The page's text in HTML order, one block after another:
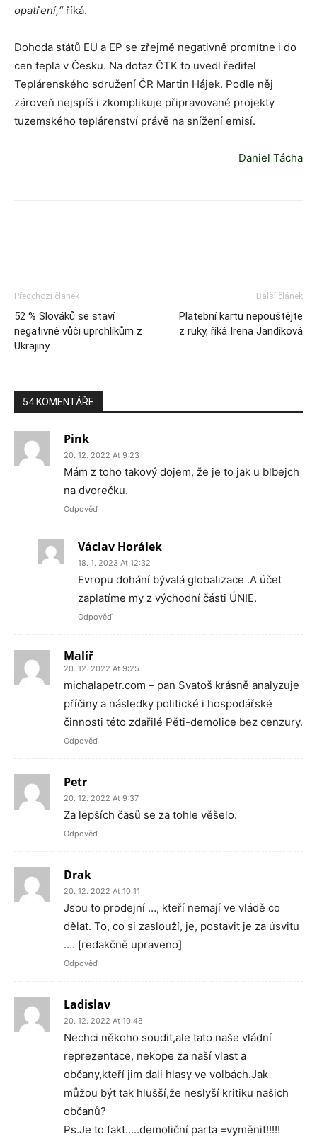
opatření,“říká.
Dohoda států EU a EP se zřejmě negativně promítne i do
cen tepla v Česku. Na dotaz ČTK to uvedl ředitel
Teplárenského sdružení ČR Martin Hájek. Podle něj
zároveň nejspíš i zkomplikuje připravované projekty
tuzemského teplárenství právě na snížení emisí.
Daniel Tácha
Předchozí článek
52 % Slováků se staví
negativně vůči uprchlíkům z
Ukrajiny
Další článek
Platební kartu nepouštějte
z ruky, říká Irena Jandíková
54 KOMENTÁŘE
Pink
20. 12. 2022 At 9:23
Mám z toho takový dojem, že je to jak u blbejch
na dvorečku.
Odpověď
Václav Horálek
18. 1. 2023 At 12:32
Evropu dohání bývalá globalizace .A účet
zaplatíme my z východní části ÚNIE.
Odpověď
Malíř
20. 12. 2022 At 9:25
michalapetr.com – pan Svatoš krásně analyzuje
příčiny a následky politické i hospodářské
činnosti této zdařilé Pěti-demolice bez cenzury.
Odpověď
Petr
20. 12. 2022 At 9:37
Za lepších časů se za tohle věšelo.
Odpověď
Drak
20. 12. 2022 At 10:11
Jsou to prodejní …, kteří nemají ve vládě co
dělat. To, co si zaslouží, je, postavit je za úsvitu
…. [redakčně upraveno]
Odpověď
Ladislav
20. 12. 2022 At 10:48
Nechci někoho soudit,ale tato naše vládní
reprezentace, nekope za naší vlast a
občany,kteří jim dali hlasy ve volbách.Jak
můžou být tak hlušší,že neslyší kritiku našich
občanů?
Ps.Je to fakt…..demoliční parta =vyměnit!!!!!